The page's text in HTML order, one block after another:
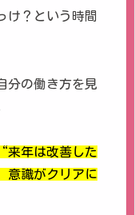
け？という時間
分の働き方を見
年は改善した
意識がクリアに